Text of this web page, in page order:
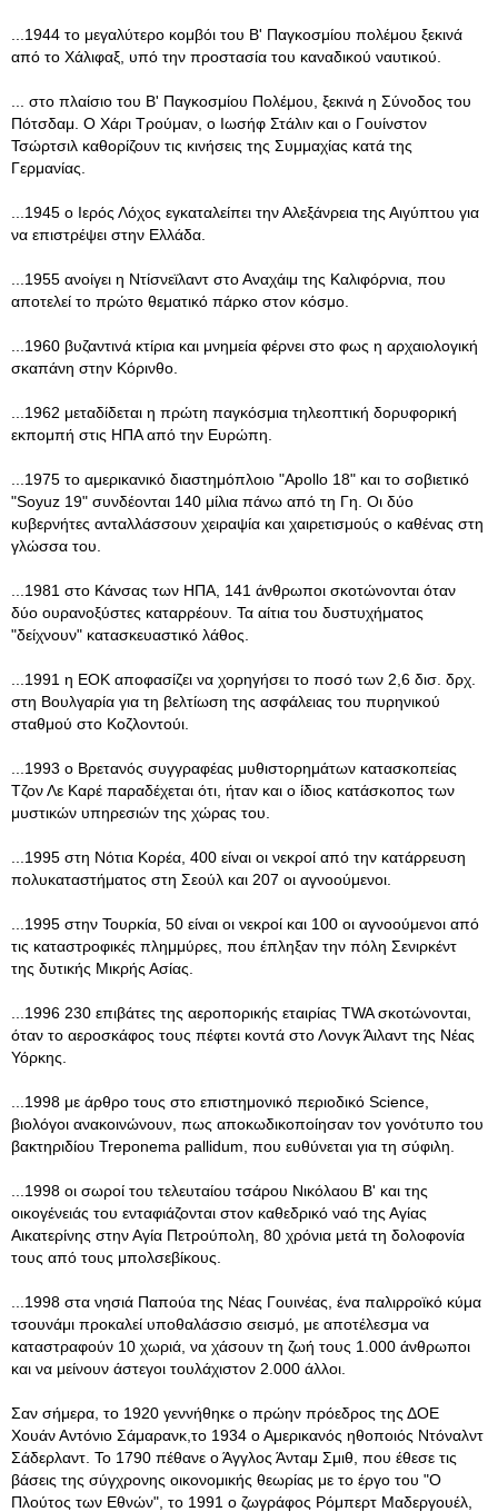
...1944 το μεγαλύτερο κομβόι του Β' Παγκοσμίου πολέμου ξεκινά
από το Χάλιφαξ, υπό την προστασία του καναδικού ναυτικού.
... στο πλαίσιο του Β' Παγκοσμίου Πολέμου, ξεκινά η Σύνοδος του
Πότσδαμ. Ο Χάρι Τρούμαν, ο Ιωσήφ Στάλιν και ο Γουίνστον
Τσώρτσιλ καθορίζουν τις κινήσεις της Συμμαχίας κατά της
Γερμανίας.
...1945 ο Ιερός Λόχος εγκαταλείπει την Αλεξάνρεια της Αιγύπτου για
να επιστρέψει στην Ελλάδα.
...1955 ανοίγει η Ντίσνεϊλαντ στο Αναχάιμ της Καλιφόρνια, που
αποτελεί το πρώτο θεματικό πάρκο στον κόσμο.
...1960 βυζαντινά κτίρια και μνημεία φέρνει στο φως η αρχαιολογική
σκαπάνη στην Κόρινθο.
...1962 μεταδίδεται η πρώτη παγκόσμια τηλεοπτική δορυφορική
εκπομπή στις ΗΠΑ από την Ευρώπη.
...1975 το αμερικανικό διαστημόπλοιο "Apollo 18" και το σοβιετικό
"Soyuz 19" συνδέονται 140 μίλια πάνω από τη Γη. Οι δύο
κυβερνήτες ανταλλάσσουν χειραψία και χαιρετισμούς ο καθένας στη
γλώσσα του.
...1981 στο Κάνσας των ΗΠΑ, 141 άνθρωποι σκοτώνονται όταν
δύο ουρανοξύστες καταρρέουν. Τα αίτια του δυστυχήματος
"δείχνουν" κατασκευαστικό λάθος.
...1991 η ΕΟΚ αποφασίζει να χορηγήσει το ποσό των 2,6 δισ. δρχ.
στη Βουλγαρία για τη βελτίωση της ασφάλειας του πυρηνικού
σταθμού στο Κοζλοντούι.
...1993 ο Βρετανός συγγραφέας μυθιστορημάτων κατασκοπείας
Τζον Λε Καρέ παραδέχεται ότι, ήταν και ο ίδιος κατάσκοπος των
μυστικών υπηρεσιών της χώρας του.
...1995 στη Νότια Κορέα, 400 είναι οι νεκροί από την κατάρρευση
πολυκαταστήματος στη Σεούλ και 207 οι αγνοούμενοι.
...1995 στην Τουρκία, 50 είναι οι νεκροί και 100 οι αγνοούμενοι από
τις καταστροφικές πλημμύρες, που έπληξαν την πόλη Σενιρκέντ
της δυτικής Μικρής Ασίας.
...1996 230 επιβάτες της αεροπορικής εταιρίας TWA σκοτώνονται,
όταν το αεροσκάφος τους πέφτει κοντά στο Λονγκ Άιλαντ της Νέας
Υόρκης.
...1998 με άρθρο τους στο επιστημονικό περιοδικό Science,
βιολόγοι ανακοινώνουν, πως αποκωδικοποίησαν τον γονότυπο του
βακτηριδίου Treponema pallidum, που ευθύνεται για τη σύφιλη.
...1998 οι σωροί του τελευταίου τσάρου Νικόλαου Β' και της
οικογένειάς του ενταφιάζονται στον καθεδρικό ναό της Αγίας
Αικατερίνης στην Αγία Πετρούπολη, 80 χρόνια μετά τη δολοφονία
τους από τους μπολσεβίκους.
...1998 στα νησιά Παπούα της Νέας Γουινέας, ένα παλιρροϊκό κύμα
τσουνάμι προκαλεί υποθαλάσσιο σεισμό, με αποτέλεσμα να
καταστραφούν 10 χωριά, να χάσουν τη ζωή τους 1.000 άνθρωποι
και να μείνουν άστεγοι τουλάχιστον 2.000 άλλοι.
Σαν σήμερα, το 1920 γεννήθηκε ο πρώην πρόεδρος της ΔΟΕ
Χουάν Αντόνιο Σάμαρανκ,το 1934 ο Αμερικανός ηθοποιός Ντόναλντ
Σάδερλαντ. Το 1790 πέθανε ο Άγγλος Άνταμ Σμιθ, που έθεσε τις
βάσεις της σύγχρονης οικονομικής θεωρίας με το έργο του "Ο
Πλούτος των Εθνών", το 1991 ο ζωγράφος Ρόμπερτ Μαδεργουέλ,